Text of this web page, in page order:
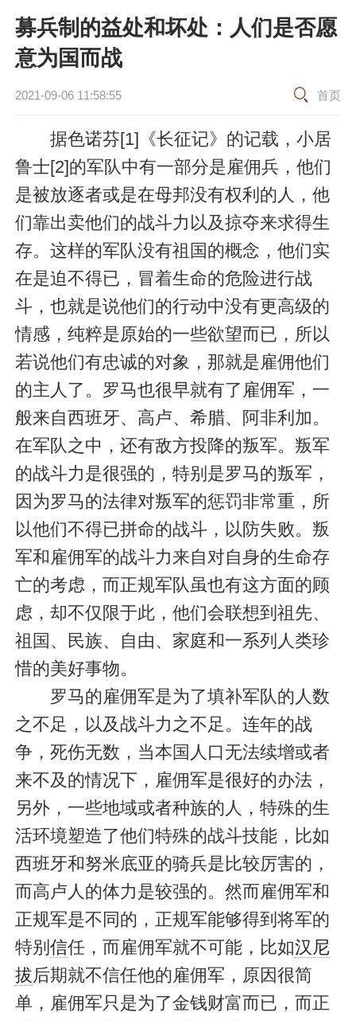
募兵制的益处和坏处：人们是否愿
意为国而战
2021-09-06 11:58:55 首页
据色诺芬[1]《长征记》的记载，小居
鲁士[2]的军队中有一部分是雇佣兵，他们
是被放逐者或是在母邦没有权利的人，他
们靠出卖他们的战斗力以及掠夺来求得生
存。这样的军队没有祖国的概念，他们实
在是迫不得已，冒着生命的危险进行战
斗，也就是说他们的行动中没有更高级的
情感，纯粹是原始的一些欲望而已，所以
若说他们有忠诚的对象，那就是雇佣他们
的主人了。罗马也很早就有了雇佣军，一
般来自西班牙、高卢、希腊、阿非利加。
在军队之中，还有敌方投降的叛军。叛军
的战斗力是很强的，特别是罗马的叛军，
因为罗马的法律对叛军的惩罚非常重，所
以他们不得已拼命的战斗，以防失败。叛
军和雇佣军的战斗力来自对自身的生命存
亡的考虑，而正规军队虽也有这方面的顾
虑，却不仅限于此，他们会联想到祖先、
祖国、民族、自由、家庭和一系列人类珍
惜的美好事物。
罗马的雇佣军是为了填补军队的人数
之不足，以及战斗力之不足。连年的战
争，死伤无数，当本国人口无法续增或者
来不及的情况下，雇佣军是很好的办法，
另外，一些地域或者种族的人，特殊的生
活环境塑造了他们特殊的战斗技能，比如
西班牙和努米底亚的骑兵是比较厉害的，
而高卢人的体力是较强的。然而雇佣军和
正规军是不同的，正规军能够得到将军的
特别 信任，而雇佣军就不可能，比如汉尼
拔后期就不信任他的雇佣军，原因很简
单，雇佣军只是为了金钱财富而已，而正